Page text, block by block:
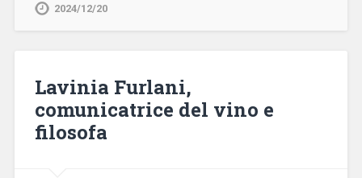
2024/12/20
Lavinia Furlani,
comunicatrice del vino e
filosofa